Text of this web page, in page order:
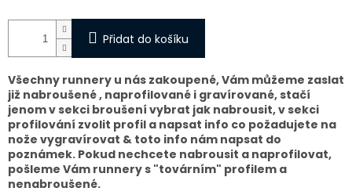
Přidat do košíku
Všechny runnery u nás zakoupené, Vám můžeme zaslat
již nabroušené , naprofilované i gravírované, stačí
jenom v sekci broušení vybrat jak nabrousit, v sekci
profilování zvolit profil a napsat info co požadujete na
nože vygravírovat & toto info nám napsat do
poznámek. Pokud nechcete nabrousit a naprofilovat,
pošleme Vám runnery s "továrním" profilem a
nenabroušené.